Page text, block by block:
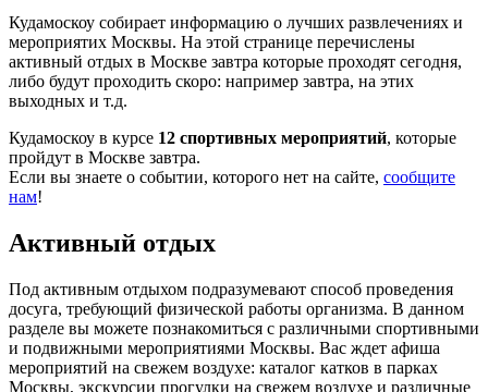
Кудамоскоу собирает информацию о лучших развлечениях и
мероприятих Москвы. На этой странице перечислены
активный отдых в Москве завтра которые проходят сегодня,
либо будут проходить скоро: например завтра, на этих
выходных и т.д.
Кудамоскоу в курсе 12 спортивных мероприятий, которые
пройдут в Москве завтра.
Если вы знаете о событии, которого нет на сайте, сообщите
нам!
Активный отдых
Под активным отдыхом подразумевают способ проведения
досуга, требующий физической работы организма. В данном
разделе вы можете познакомиться с различными спортивными
и подвижными мероприятиями Москвы. Вас ждет афиша
мероприятий на свежем воздухе: каталог катков в парках
Москвы, экскурсии прогулки на свежем воздухе и различные